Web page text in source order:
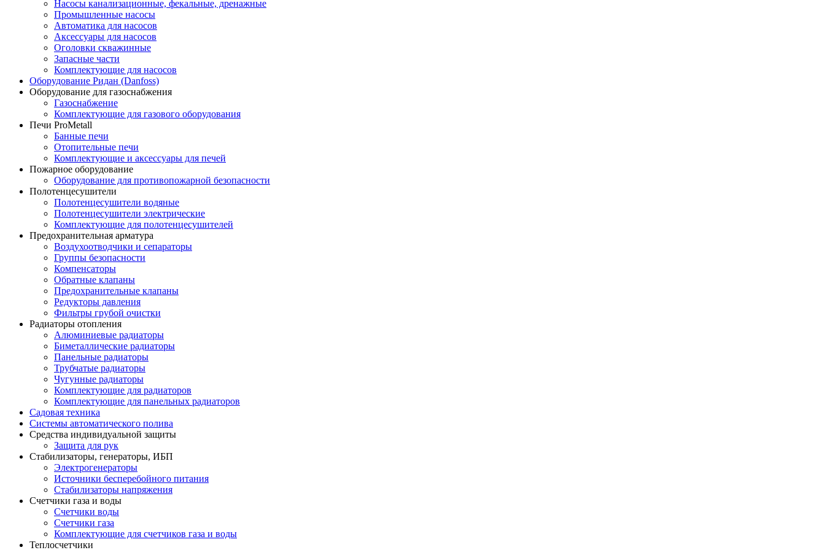
Насосы канализационные, фекальные, дренажные
Промышленные насосы
Автоматика для насосов
Аксессуары для насосов
Оголовки скважинные
Запасные части
Комплектующие для насосов
Оборудование Ридан (Danfoss)
Оборудование для газоснабжения
Газоснабжение
Комплектующие для газового оборудования
Печи ProMetall
Банные печи
Отопительные печи
Комплектующие и аксессуары для печей
Пожарное оборудование
Оборудование для противопожарной безопасности
Полотенцесушители
Полотенцесушители водяные
Полотенцесушители электрические
Комплектующие для полотенцесушителей
Предохранительная арматура
Воздухоотводчики и сепараторы
Группы безопасности
Компенсаторы
Обратные клапаны
Предохранительные клапаны
Редукторы давления
Фильтры грубой очистки
Радиаторы отопления
Алюминиевые радиаторы
Биметаллические радиаторы
Панельные радиаторы
Трубчатые радиаторы
Чугунные радиаторы
Комплектующие для радиаторов
Комплектующие для панельных радиаторов
Садовая техника
Системы автоматического полива
Средства индивидуальной защиты
Защита для рук
Стабилизаторы, генераторы, ИБП
Электрогенераторы
Источники бесперебойного питания
Стабилизаторы напряжения
Счетчики газа и воды
Счетчики воды
Счетчики газа
Комплектующие для счетчиков газа и воды
Теплосчетчики